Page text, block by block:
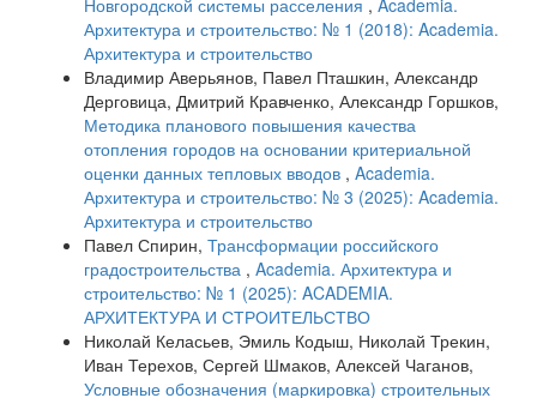
Новгородской системы расселения , Academia.
Архитектура и строительство: № 1 (2018): Academia.
Архитектура и строительство
Владимир Аверьянов, Павел Пташкин, Александр
Дерговица, Дмитрий Кравченко, Александр Горшков,
Методика планового повышения качества
отопления городов на основании критериальной
оценки данных тепловых вводов , Academia.
Архитектура и строительство: № 3 (2025): Academia.
Архитектура и строительство
Павел Спирин, Трансформации российского
градостроительства , Academia. Архитектура и
строительство: № 1 (2025): ACADEMIA.
АРХИТЕКТУРА И СТРОИТЕЛЬСТВО
Николай Келасьев, Эмиль Кодыш, Николай Трекин,
Иван Терехов, Сергей Шмаков, Алексей Чаганов,
Условные обозначения (маркировка) строительных